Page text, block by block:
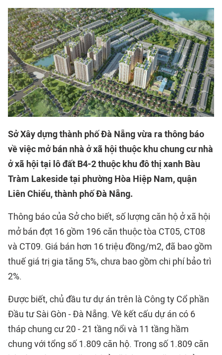
Sở Xây dựng thành phố Đà Nẵng vừa ra thông báo
về việc mở bán nhà ở xã hội thuộc khu chung cư nhà
ở xã hội tại lô đất B4-2 thuộc khu đô thị xanh Bàu
Tràm Lakeside tại phường Hòa Hiệp Nam, quận
Liên Chiểu, thành phố Đà Nẵng.
Thông báo của Sở cho biết, số lượng căn hộ ở xã hội
mở bán đợt 16 gồm 196 căn thuộc tòa CT05, CT08
và CT09. Giá bán hơn 16 triệu đồng/m2, đã bao gồm
thuế giá trị gia tăng 5%, chưa bao gồm chi phí bảo trì
2%.
Được biết, chủ đầu tư dự án trên là Công ty Cổ phần
Đầu tư Sài Gòn - Đà Nẵng. Về kết cấu dự án có 6
tháp chung cư 20 - 21 tầng nổi và 11 tầng hầm
chung với tổng số 1.809 căn hộ. Trong số 1.809 căn